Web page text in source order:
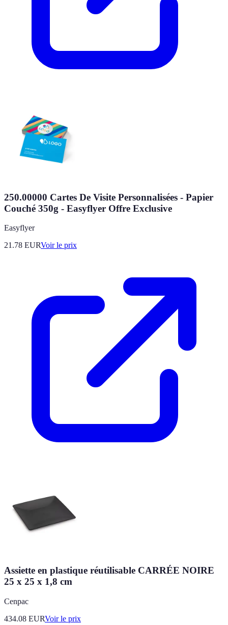
250.00000 Cartes De Visite Personnalisées - Papier
Couché 350g - Easyflyer Offre Exclusive
Easyflyer
21.78 EURVoir le prix
Assiette en plastique réutilisable CARRÉE NOIRE
25 x 25 x 1,8 cm
Cenpac
434.08 EURVoir le prix